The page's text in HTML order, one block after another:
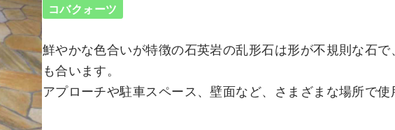
コバクォーツ
鮮やかな色合いが特徴の石英岩の乱形石は形が不規則な石で
も合います。
アプローチや駐車スペース、壁面など、さまざまな場所で使